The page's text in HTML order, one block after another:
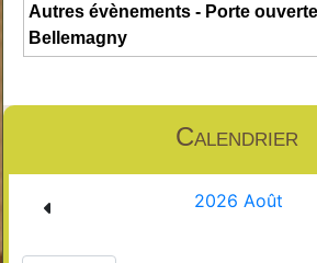
Calendrier
Autres évènements - Porte
Bellemagny